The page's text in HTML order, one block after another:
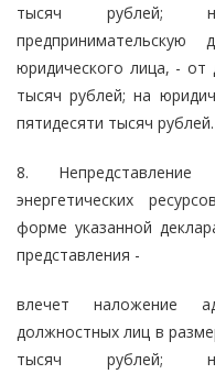
тысяч рублей;
предпринимательскую
юридического лица, - от
тысяч рублей; на
пятидесяти тысяч рублей.
8.
энергетических
форме указанной
представления -
влечет наложение
должностных лиц в
тысяч рублей;